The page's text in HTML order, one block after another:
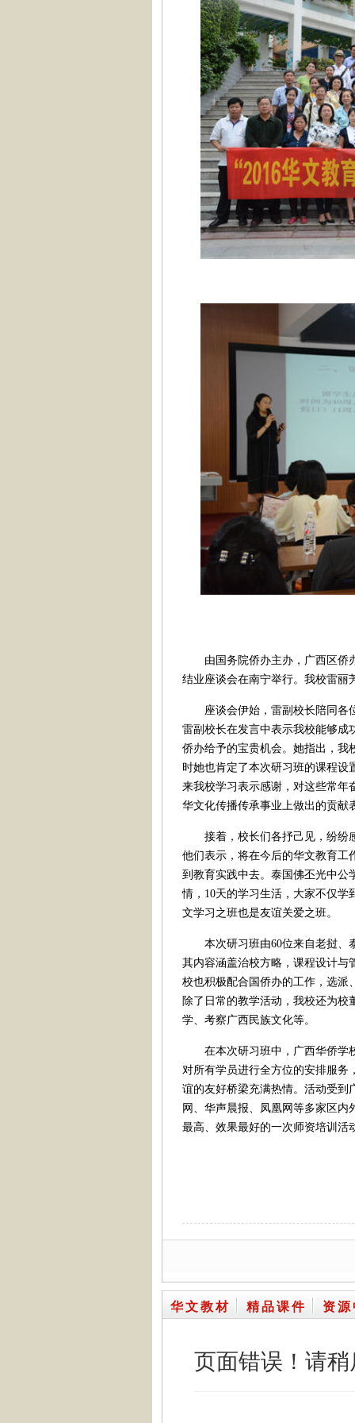
由国务院侨办主办，广西区侨办
结业座谈会在南宁举行。我校雷丽
座谈会伊始，雷副校长陪同各位
雷副校长在发言中表示我校能够成
侨办给予的宝贵机会。她指出，我
时她也肯定了本次研习班的课程设
来我校学习表示感谢，对这些常年
华文化传播传承事业上做出的贡献
接着，校长们各抒己见，纷纷感
他们表示，将在今后的华文教育工
到教育实践中去。泰国佛丕光中公
情，10天的学习生活，大家不仅
文学习之班也是友谊关爱之班。
本次研习班由60位来自老挝、
其内容涵盖治校方略，课程设计与
校也积极配合国侨办的工作，选派
除了日常的教学活动，我校还为
学、考察广西民族文化等。
在本次研习班中，广西华侨学校
对所有学员进行全方位的安排服务
谊的友好桥梁充满热情。活动受到
网、华声晨报、凤凰网等多家区
最高、效果最好的一次师资培训活
华文教材 精品课件 资